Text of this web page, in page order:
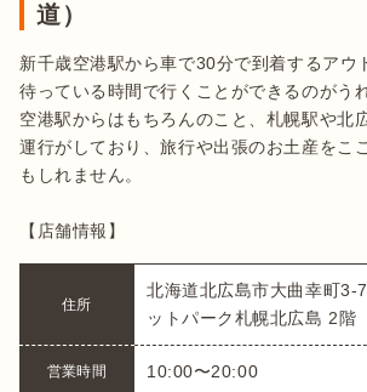
道）
新千歳空港駅から車で30分で到着するアウ
待っている時間で行くことができるのがう
空港駅からはもちろんのこと、札幌駅や北
運行がしており、旅行や出張のお土産をこ
もしれません。
【店舗情報】
住所
北海道北広島市大曲幸町3-
ットパーク札幌北広島 2階
営業時間 10:00〜20:00